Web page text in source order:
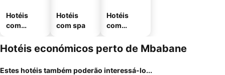
Hotéis
com
Hotéis
com spa
Hotéis
com
mento
Hotéis económicos perto de Mbabane
Estes hotéis também poderão interessá-lo...